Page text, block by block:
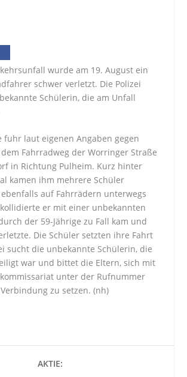
wurde am 19. August ein
schwer verletzt. Die Polizei
Schülerin, die am Unfall
fuhr laut eigenen Angaben gegen
Fahrradweg der Worringer Straße
in Richtung Pulheim. Kurz hinter
kamen ihm mehrere Schüler
auf Fahrrädern unterwegs
er mit einer unbekannten
der 59-Jährige zu Fall kam und
Die Schüler setzten ihre Fahrt
sucht die unbekannte Schülerin, die
war und bittet die Eltern, sich mit
unter der Rufnummer
zu setzen. (nh)
AKTIE: